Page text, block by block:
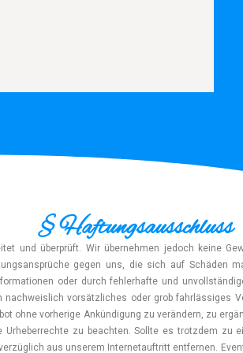
§ Haftungsausschluss
und überprüft. Wir übernehmen jedoch keine
gegen uns, die sich auf Schäden
oder durch fehlerhafte und
vorsätzliches oder grob fahrlässiges
ohne vorherige Ankündigung zu verändern, zu
zu beachten. Sollte es trotzdem zu
aus unserem Internetauftritt entfernen.